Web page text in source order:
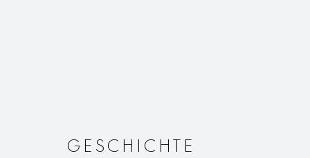
GESCHICHTE